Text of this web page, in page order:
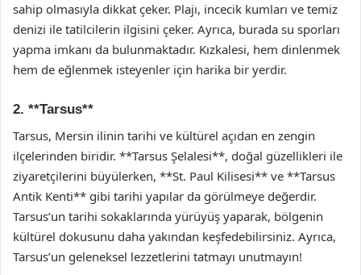
sahip olmasıyla dikkat çeker. Plajı, incecik kumları ve temiz
denizi ile tatilcilerin ilgisini çeker. Ayrıca, burada su sporları
yapma imkanı da bulunmaktadır. Kızkalesi, hem dinlenmek
hem de eğlenmek isteyenler için harika bir yerdir.
2. **Tarsus**
Tarsus, Mersin ilinin tarihi ve kültürel açıdan en zengin
ilçelerinden biridir. **Tarsus Şelalesi**, doğal güzellikleri ile
ziyaretçilerini büyülerken, **St. Paul Kilisesi** ve **Tarsus
Antik Kenti** gibi tarihi yapılar da görülmeye değerdir.
Tarsus’un tarihi sokaklarında yürüyüş yaparak, bölgenin
kültürel dokusunu daha yakından keşfedebilirsiniz. Ayrıca,
Tarsus’un geleneksel lezzetlerini tatmayı unutmayın!